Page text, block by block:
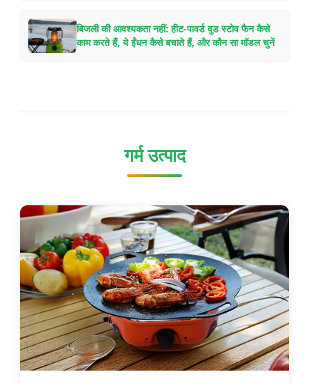
बिजली की आवश्यकता नहीं: हीट-पावर्ड वुड स्टोव फैन कैसे
काम करते हैं, ये ईंधन कैसे बचाते हैं, और कौन सा मॉडल चुनें
गर्म उत्पाद